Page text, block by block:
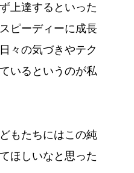
上達するといった
ピーディーに成長
々の気づきやテク
いるというのが私
もたちにはこの純
ほしいなと思った